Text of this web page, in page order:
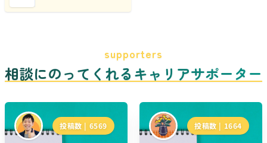
supporters
相談にのってくれるキャリアサポーター
投稿数 | 6569 投稿数 | 1664